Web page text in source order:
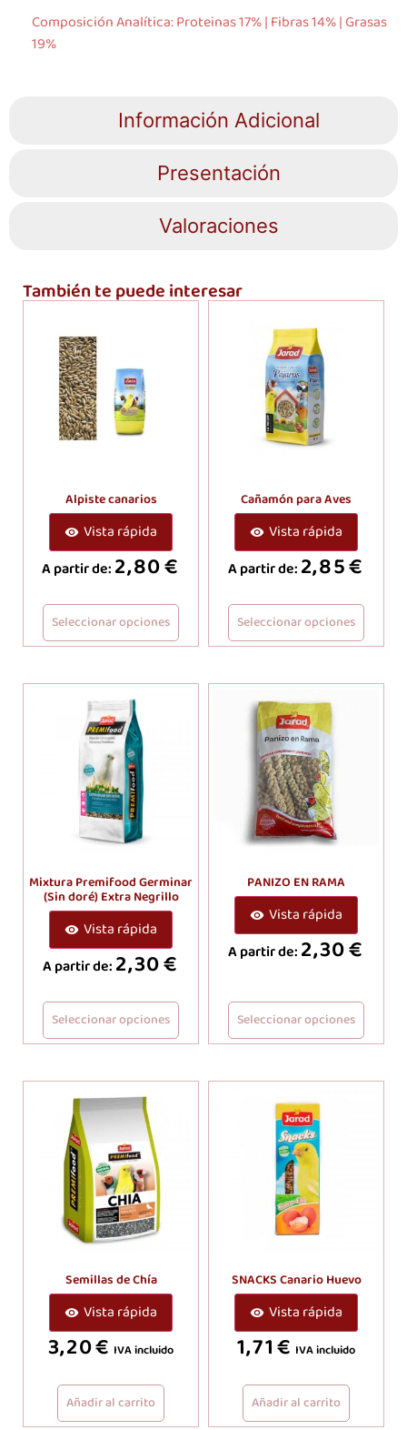
Composición Analítica: Proteinas 17% | Fibras 14% | Grasas
19%
Información Adicional
Presentación
Valoraciones
También te puede interesar
Alpiste canarios
Vista rápida
A partir de: 2,80€
Seleccionar opciones
Cañamón para Aves
Vista rápida
A partir de: 2,85€
Seleccionar opciones
Mixtura Premifood Germinar
(Sin doré) Extra Negrillo
Vista rápida
A partir de: 2,30€
Seleccionar opciones
PANIZO EN RAMA
Vista rápida
A partir de: 2,30€
Seleccionar opciones
Semillas de Chía
Vista rápida
3,20€ IVA incluido
Añadir al carrito
SNACKS Canario Huevo
Vista rápida
1,71€ IVA incluido
Añadir al carrito